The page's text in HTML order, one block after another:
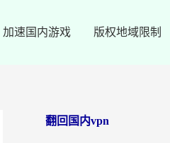
加速国内游戏 版权地域限制
翻回国内vpn